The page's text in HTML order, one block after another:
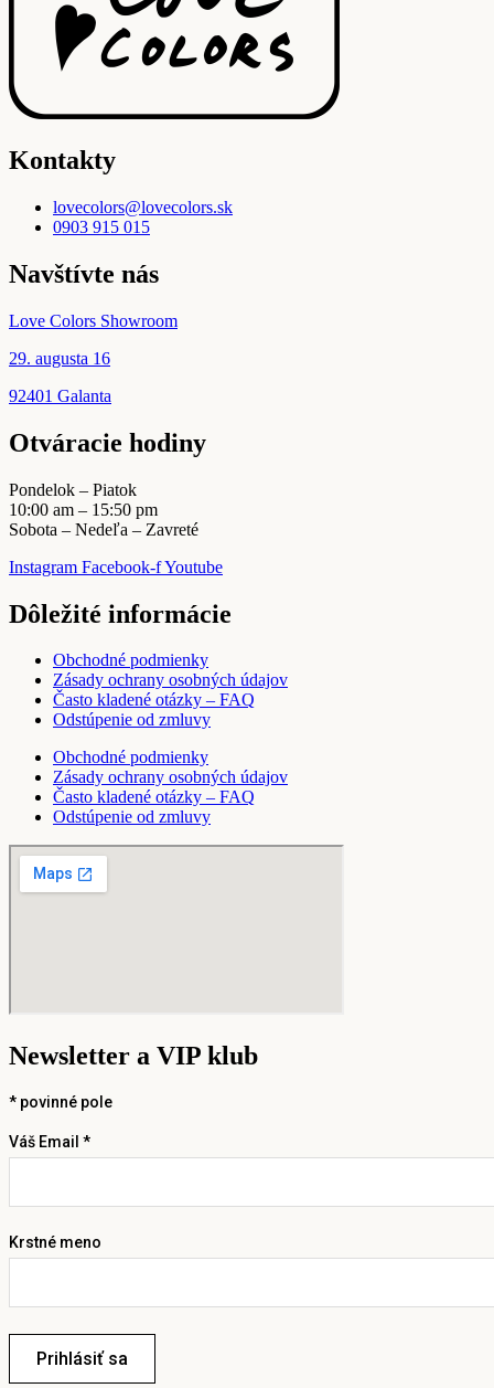
Kontakty
lovecolors@lovecolors.sk
0903 915 015
Navštívte nás
Love Colors Showroom
29. augusta 16
92401 Galanta
Otváracie hodiny
Pondelok – Piatok
10:00 am – 15:50 pm
Sobota – Nedeľa – Zavreté
Instagram Facebook-fYoutube
Dôležité informácie
Obchodné podmienky
Zásady ochrany osobných údajov
Často kladené otázky – FAQ
Odstúpenie od zmluvy
Obchodné podmienky
Zásady ochrany osobných údajov
Často kladené otázky – FAQ
Odstúpenie od zmluvy
Newsletter a VIP klub
* povinné pole
Váš Email *
Krstné meno
Prihlásiť sa